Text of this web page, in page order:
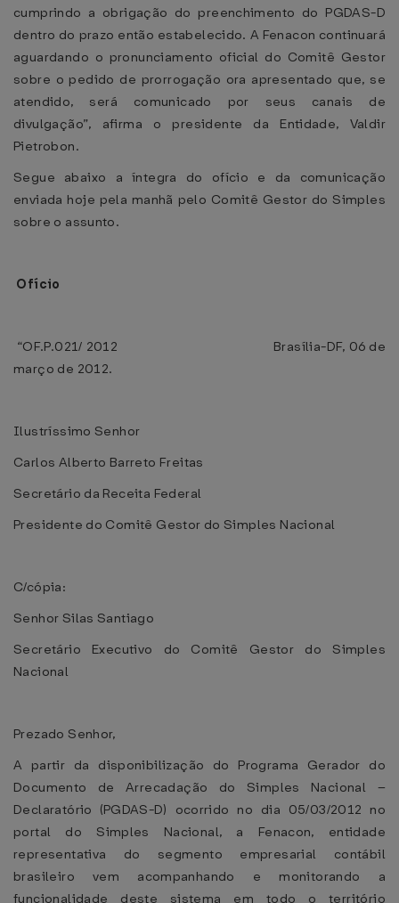
cumprindo a obrigação do preenchimento do PGDAS-D
dentro do prazo então estabelecido. A Fenacon continuará
aguardando o pronunciamento oficial do Comitê Gestor
sobre o pedido de prorrogação ora apresentado que, se
atendido, será comunicado por seus canais de
divulgação”, afirma o presidente da Entidade, Valdir
Pietrobon.
Segue abaixo a íntegra do ofício e da comunicação
enviada hoje pela manhã pelo Comitê Gestor do Simples
sobre o assunto.
Ofício
“OF.P.021/ 2012 Brasília-DF, 06 de
março de 2012.
Ilustríssimo Senhor
Carlos Alberto Barreto Freitas
Secretário da Receita Federal
Presidente do Comitê Gestor do Simples Nacional
C/cópia:
Senhor Silas Santiago
Secretário Executivo do Comitê Gestor do Simples
Nacional
Prezado Senhor,
A partir da disponibilização do Programa Gerador do
Documento de Arrecadação do Simples Nacional –
Declaratório (PGDAS-D) ocorrido no dia 05/03/2012 no
portal do Simples Nacional, a Fenacon, entidade
representativa do segmento empresarial contábil
brasileiro vem acompanhando e monitorando a
funcionalidade deste sistema em todo o território